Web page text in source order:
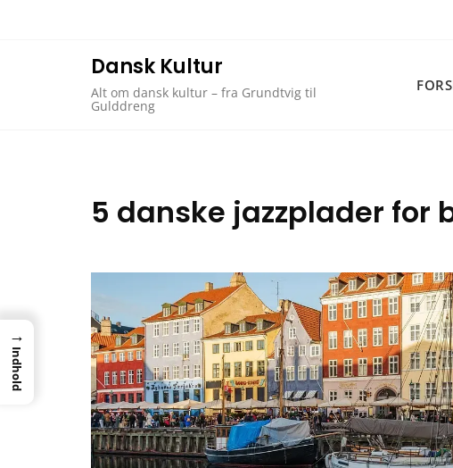
Dansk Kultur
Alt om dansk kultur – fra Grundtvig til
Gulddreng
5 danske jazzplader for
→
Indhold